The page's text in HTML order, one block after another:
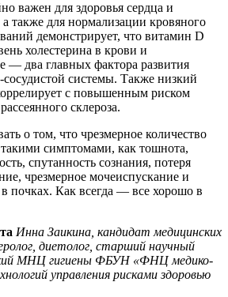
важен для здоровья сердца и
также для нормализации кровяного
демонстрирует, что витамин D
холестерина в крови и
— два главных фактора развития
сосудистой системы. Также низкий
с повышенным риском
склероза.
о том, что чрезмерное количество
симптомами, как тошнота,
спутанность сознания, потеря
чрезмерное мочеиспускание и
почках. Как всегда — все хорошо в
Инна Заикина, кандидат медицинских
диетолог, старший научный
МНЦ гигиены ФБУН «ФНЦ медико-
управления рисками здоровью